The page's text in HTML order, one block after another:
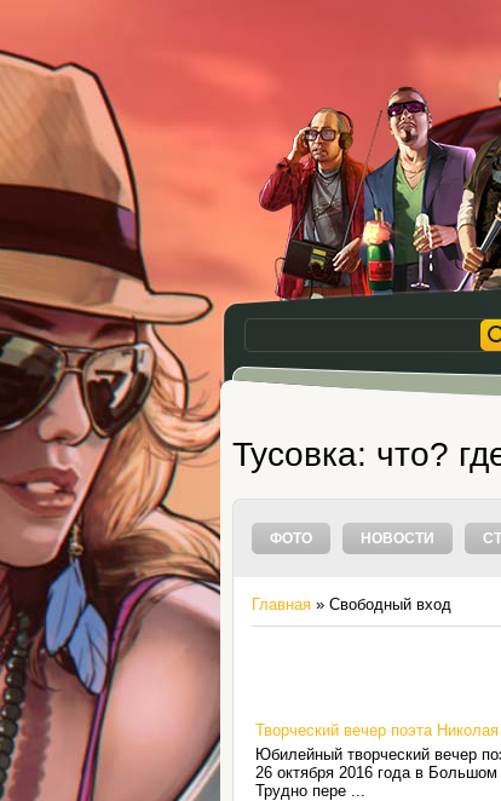
Тусовка: что?
ФОТО НОВОСТИ
Главная » Свободный вход
Творческий вечер поэта
Юбилейный творческий вечер
26 октября 2016 года в
Трудно пере ...